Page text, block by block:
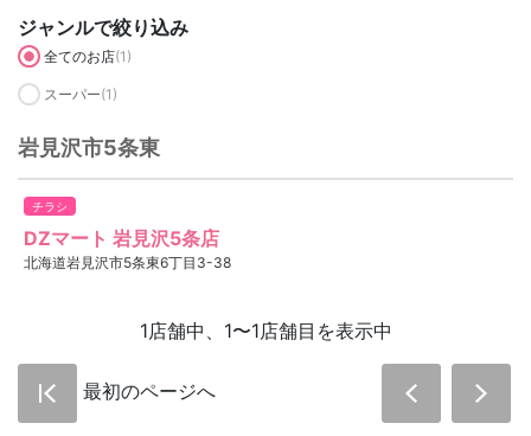
ジャンルで絞り込み
全てのお店(1)
スーパー(1)
岩見沢市5条東
チラシ
DZマート 岩見沢5条店
北海道岩見沢市5条東6丁目3-38
1店舗中、1〜1店舗目を表示中
最初のページへ